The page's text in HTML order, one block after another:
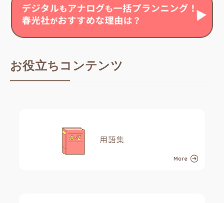
お役立ちコンテンツ